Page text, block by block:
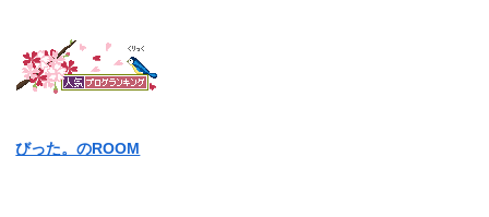
びった。のROOM